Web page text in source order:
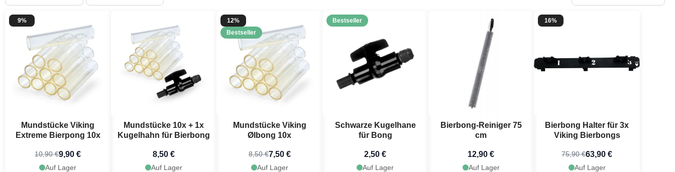
9%
Mundstücke Viking
Extreme Bierpong 10x
10,90 €9,90 €
Auf Lager
Mundstücke 10x + 1x
Kugelhahn für Bierbong
8,50 €
Auf Lager
12%
Bestseller
Mundstücke Viking
Ølbong 10x
8,50 €7,50 €
Auf Lager
Bestseller
Schwarze Kugelhane
für Bong
2,50 €
Auf Lager
Bierbong-Reiniger 75
cm
12,90 €
Auf Lager
16%
Bierbong Halter für 3x
Viking Bierbongs
75,90 €63,90 €
Auf Lager